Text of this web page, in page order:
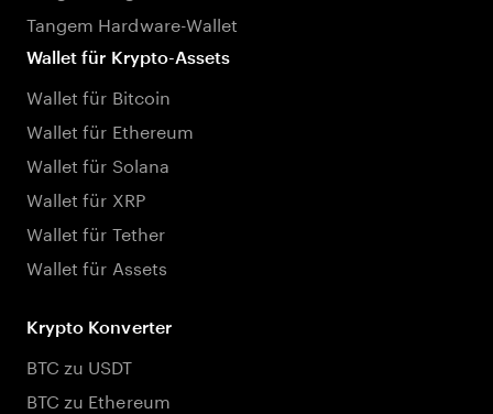
Tangem Hardware-Wallet
Wallet für Krypto-Assets
Wallet für Bitcoin
Wallet für Ethereum
Wallet für Solana
Wallet für XRP
Wallet für Tether
Wallet für Assets
Krypto Konverter
BTC zu USDT
BTC zu Ethereum